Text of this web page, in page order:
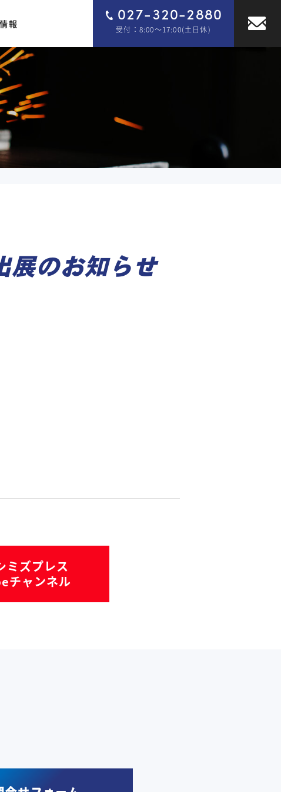
報
027-320-2880
受付：8:00～17:00(土日休)
のお知らせ
ミズプレス
チャンネル